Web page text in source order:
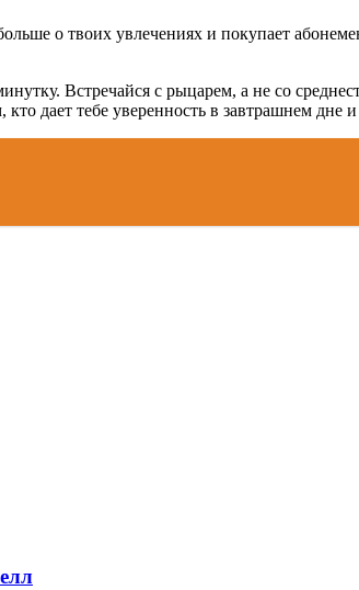
о твоих увлечениях и покупает
Встречайся с рыцарем, а не со
дает тебе уверенность в завтрашнем дне